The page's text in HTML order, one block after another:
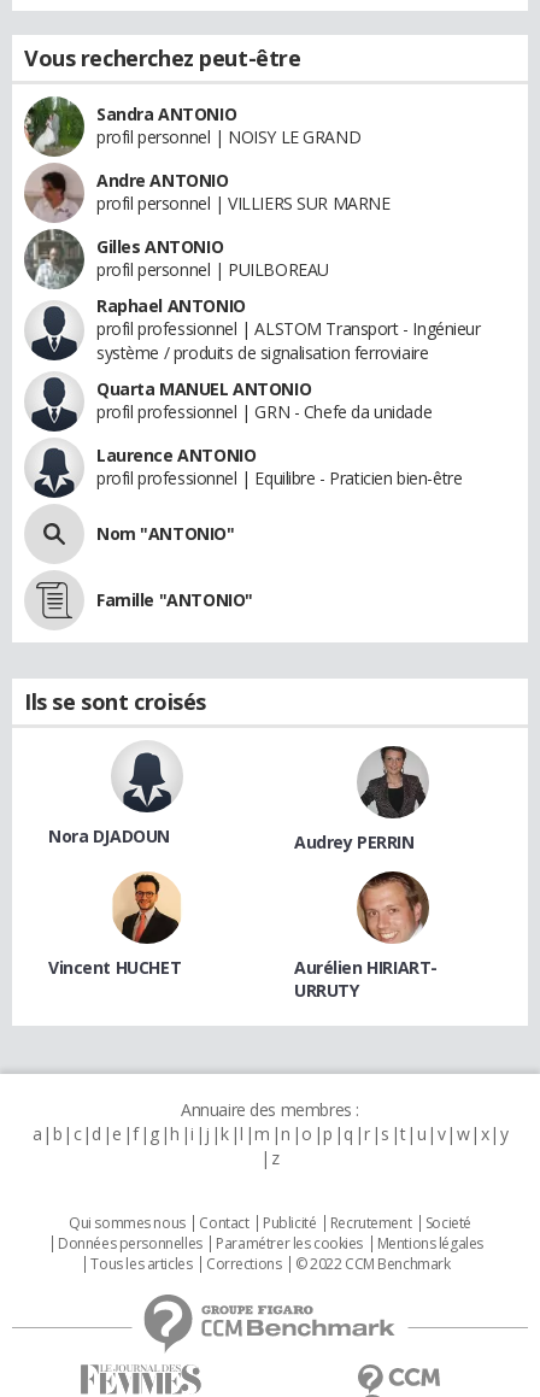
Vous recherchez peut-être
Sandra ANTONIO
profil personnel | NOISY LE GRAND
Andre ANTONIO
profil personnel | VILLIERS SUR MARNE
Gilles ANTONIO
profil personnel | PUILBOREAU
Raphael ANTONIO
profil professionnel | ALSTOM Transport - Ingénieur
système / produits de signalisation ferroviaire
Quarta MANUEL ANTONIO
profil professionnel | GRN - Chefe da unidade
Laurence ANTONIO
profil professionnel | Equilibre - Praticien bien-être
Nom "ANTONIO"
Famille "ANTONIO"
Ils se sont croisés
Nora DJADOUN Audrey PERRIN
Vincent HUCHET
Aurélien HIRIART-
URRUTY
Annuaire des membres :
a b c d e f g h i j k l m n o p q r s t u v w x y
z
Qui sommes nous Contact Publicité Recrutement
Societé
Données personnelles
Paramétrer les cookies
Mentions légales
Tous les articles
Corrections © 2022 CCM Benchmark